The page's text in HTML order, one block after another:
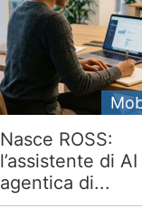
Nasce ROSS:
l’assistente di AI
agentica di...